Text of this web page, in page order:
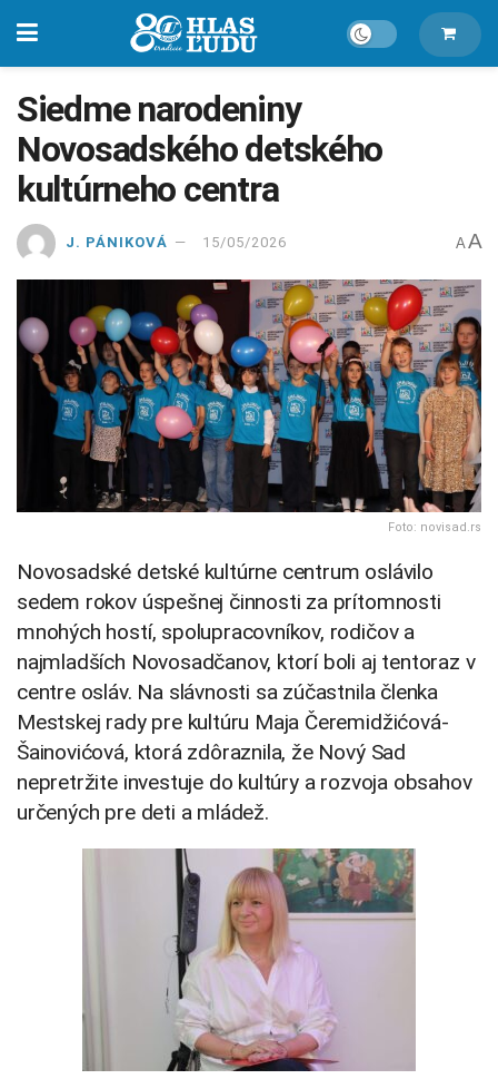
Siedme narodeniny
Novosadského detského
kultúrneho centra
J. PÁNIKOVÁ 15/05/2026 A A
Foto: novisad.rs
Novosadské detské kultúrne centrum oslávilo
sedem rokov úspešnej činnosti za prítomnosti
mnohých hostí, spolupracovníkov, rodičov a
najmladších Novosadčanov, ktorí boli aj tentoraz v
centre osláv. Na slávnosti sa zúčastnila členka
Mestskej rady pre kultúru Maja Čeremidžićová-
Šainovićová, ktorá zdôraznila, že Nový Sad
nepretržite investuje do kultúry a rozvoja obsahov
určených pre deti a mládež.